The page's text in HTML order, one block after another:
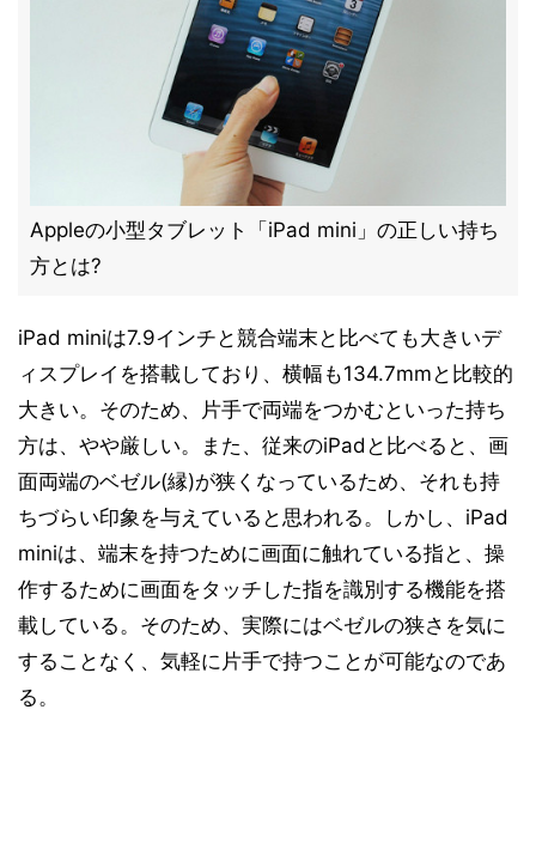
Appleの小型タブレット「iPad mini」の正しい持ち
方とは?
iPad miniは7.9インチと競合端末と比べても大きいデ
ィスプレイを搭載しており、横幅も134.7mmと比較的
大きい。そのため、片手で両端をつかむといった持ち
方は、やや厳しい。また、従来のiPadと比べると、画
面両端のベゼル(縁)が狭くなっているため、それも持
ちづらい印象を与えていると思われる。しかし、iPad
miniは、端末を持つために画面に触れている指と、操
作するために画面をタッチした指を識別する機能を搭
載している。そのため、実際にはベゼルの狭さを気に
することなく、気軽に片手で持つことが可能なのであ
る。